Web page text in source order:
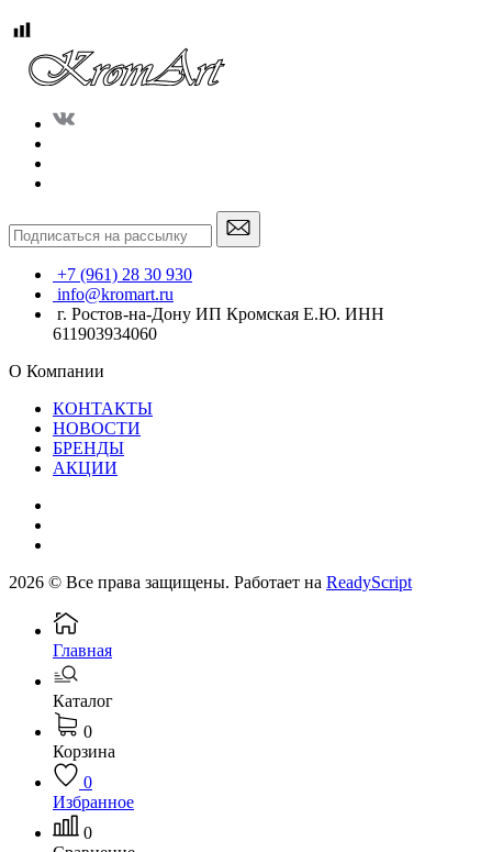
+7 (961) 28 30 930
info@kromart.ru
г. Ростов-на-Дону ИП Кромская Е.Ю. ИНН
611903934060
О Компании
КОНТАКТЫ
НОВОСТИ
БРЕНДЫ
АКЦИИ
2026 © Все права защищены. Работает на ReadyScript
Главная
Каталог
0
Корзина
0
Избранное
0